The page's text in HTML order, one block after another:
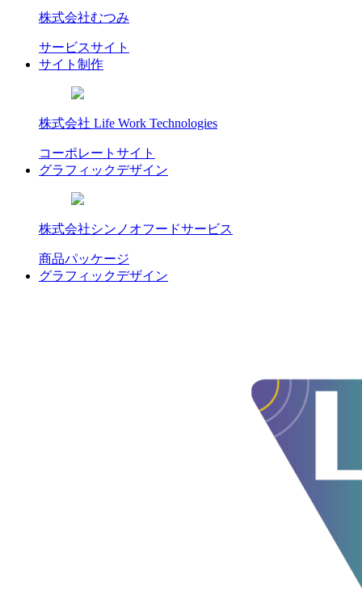
株式会社むつみ
サービスサイト
サイト制作
株式会社 Life Work Technologies
コーポレートサイト
グラフィックデザイン
株式会社シンノオフードサービス
商品パッケージ
グラフィックデザイン